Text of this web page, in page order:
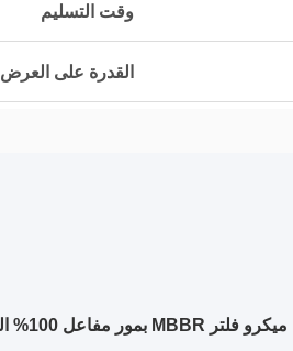
وقت التسليم
القدرة على العرض